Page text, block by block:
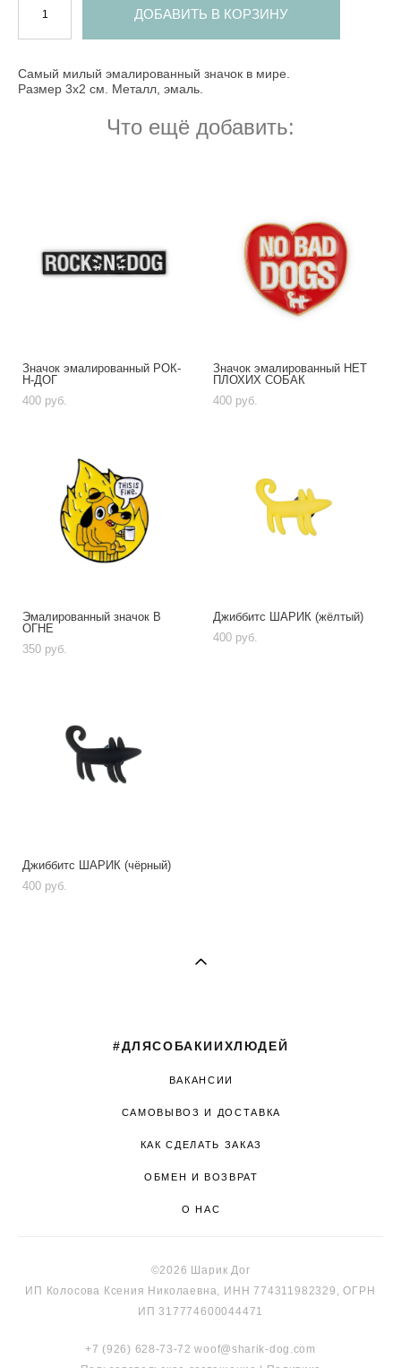
ДОБАВИТЬ В КОРЗИНУ
Самый милый эмалированный значок в мире.
Размер 3х2 см. Металл, эмаль.
Что ещё добавить:
Значок эмалированный РОК-
Н-ДОГ
400 pуб.
Значок эмалированный НЕТ
ПЛОХИХ СОБАК
400 pуб.
Эмалированный значок В
ОГНЕ
350 pуб.
Джиббитс ШАРИК (жёлтый)
400 pуб.
Джиббитс ШАРИК (чёрный)
400 pуб.
#ДЛЯСОБАКИИХЛЮДЕЙ
ВАКАНСИИ
САМОВЫВОЗ И ДОСТАВКА
КАК СДЕЛАТЬ ЗАКАЗ
ОБМЕН И ВОЗВРАТ
О НАС
©2026 Шарик Дог
ИП Колосова Ксения Николаевна, ИНН 774311982329, ОГРН
ИП 317774600044471
+7 (926) 628-73-72 woof@sharik-dog.com